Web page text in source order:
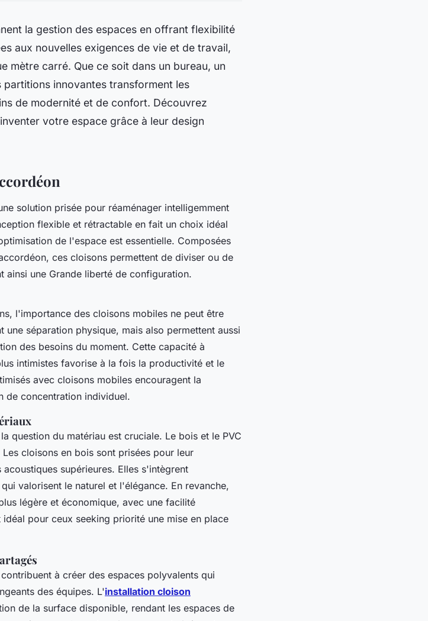
la gestion des espaces en offrant flexibilité
aux nouvelles exigences de vie et de travail,
mètre carré. Que ce soit dans un bureau, un
innovantes transforment les
de modernité et de confort. Découvrez
votre espace grâce à leur design
solution prisée pour réaménager intelligemment
flexible et rétractable en fait un choix idéal
de l'espace est essentielle. Composées
ces cloisons permettent de diviser ou de
ainsi une Grande liberté de configuration.
l'importance des cloisons mobiles ne peut être
une séparation physique, mais also permettent aussi
des besoins du moment. Cette capacité à
intimistes favorise à la fois la productivité et le
avec cloisons mobiles encouragent la
de concentration individuel.
question du matériau est cruciale. Le bois et le PVC
cloisons en bois sont prisées pour leur
supérieures. Elles s'intègrent
valorisent le naturel et l'élégance. En revanche,
légère et économique, avec une facilité
pour ceux seeking priorité une mise en place
à créer des espaces polyvalents qui
des équipes. L'installation cloison
de la surface disponible, rendant les espaces de